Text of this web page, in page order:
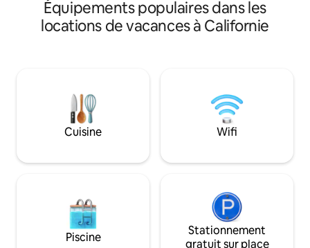
de Big Daddy Rapids. Bord de mer privé
avec accès à la rivière, jacuzzi en cèdre,
de bain intérieure, d'une climatisation et
de chauffage, d'un réfrigérateur, d'une
plaque de cuisson, de tous les outils de
cuisine. Un plaisir relaxant sans fin !
Lost Coast. Mermaids View est situé
juste au bord des
vue plongeante
totalement
de voisins
l’endroit est
privé. Cuisine et coin salon confortables
plage et des
Équipements populaires dans les
locations de vacances à Californie
Cuisine Wifi
Piscine
Stationnement
gratuit sur place